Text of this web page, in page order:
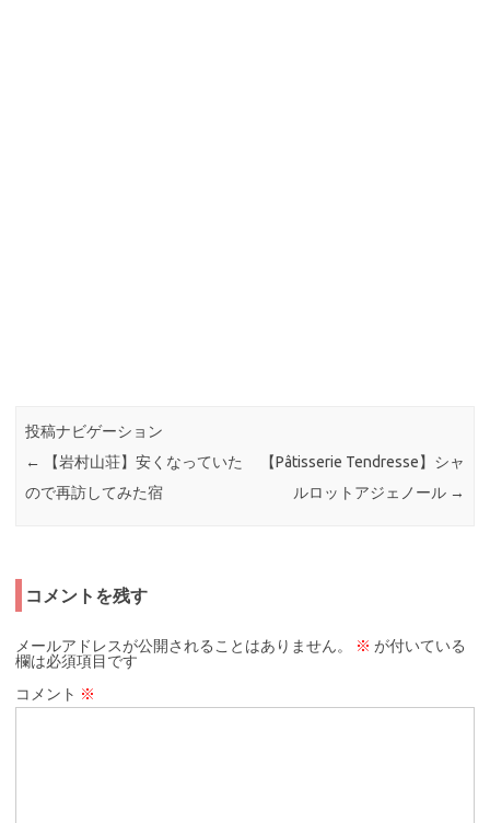
投稿ナビゲーション
←
【岩村山荘】安くなっていた
ので再訪してみた宿
【Pâtisserie Tendresse】シャ
ルロットアジェノール →
コメントを残す
メールアドレスが公開されることはありません。 ※ が付いている
欄は必須項目です
コメント ※